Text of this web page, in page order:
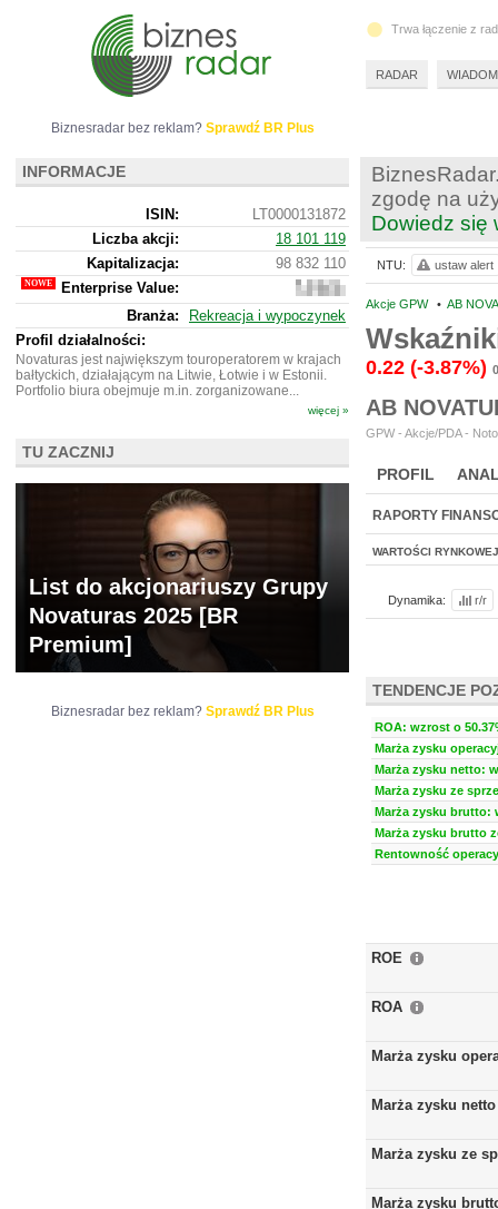
zgodę na
Dowiedz się
Akcje GPW • AB
0.22 (-3.87%)
AB
GPW - Akcje/PDA -
PROFIL
BR LAB
RAPORTY
WARTOŚCI RYNKOWEJ
Dynamika: r/r
TENDENCJE
ROA: wzrost o
Marża zysku
Marża zysku netto:
Marża zysku ze
Marża zysku brutto:
Marża zysku brutto
Rentowność
ROE
ROA
Marża zysku
Marża zysku netto
Marża zysku ze
Marża zysku
NTU: ustaw alert
Biznesradar bez reklam? Sprawdź BR Plus
INFORMACJE
ISIN:
LT0000131872
Liczba akcji:
18 101 119
Kapitalizacja:
98 832 110
Enterprise Value:
147
210
918
Branża:
Rekreacja i wypoczynek
Profil działalności:
Novaturas jest największym touroperatorem w krajach
bałtyckich, działającym na Litwie, Łotwie i w Estonii.
Portfolio biura obejmuje m.in. zorganizowane...
więcej »
TU ZACZNIJ
List do akcjonariuszy Grupy
Novaturas 2025 [BR
Premium]
Biznesradar bez reklam? Sprawdź BR Plus
Trwa łączenie z
RADAR